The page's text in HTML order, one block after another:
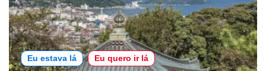
Eu estava lá Eu quero ir lá